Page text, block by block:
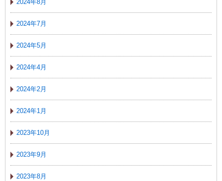
2024年8月
2024年7月
2024年5月
2024年4月
2024年2月
2024年1月
2023年10月
2023年9月
2023年8月